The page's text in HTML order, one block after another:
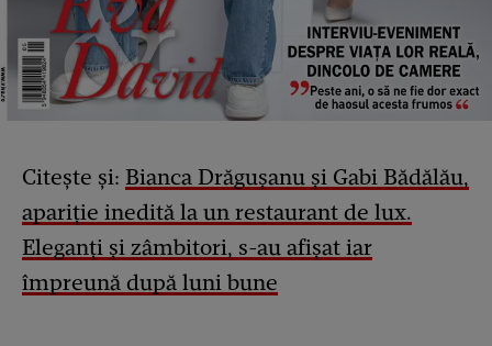
Citește și: Bianca Drăgușanu și Gabi Bădălău,
apariție inedită la un restaurant de lux.
Eleganți și zâmbitori, s-au afișat iar
împreună după luni bune